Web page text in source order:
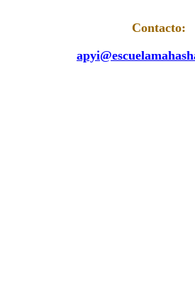
Contacto: